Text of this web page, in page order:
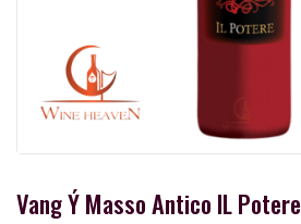
Vang Ý Masso Antico IL Potere